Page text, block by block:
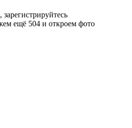
ещё 504 и откроем фото